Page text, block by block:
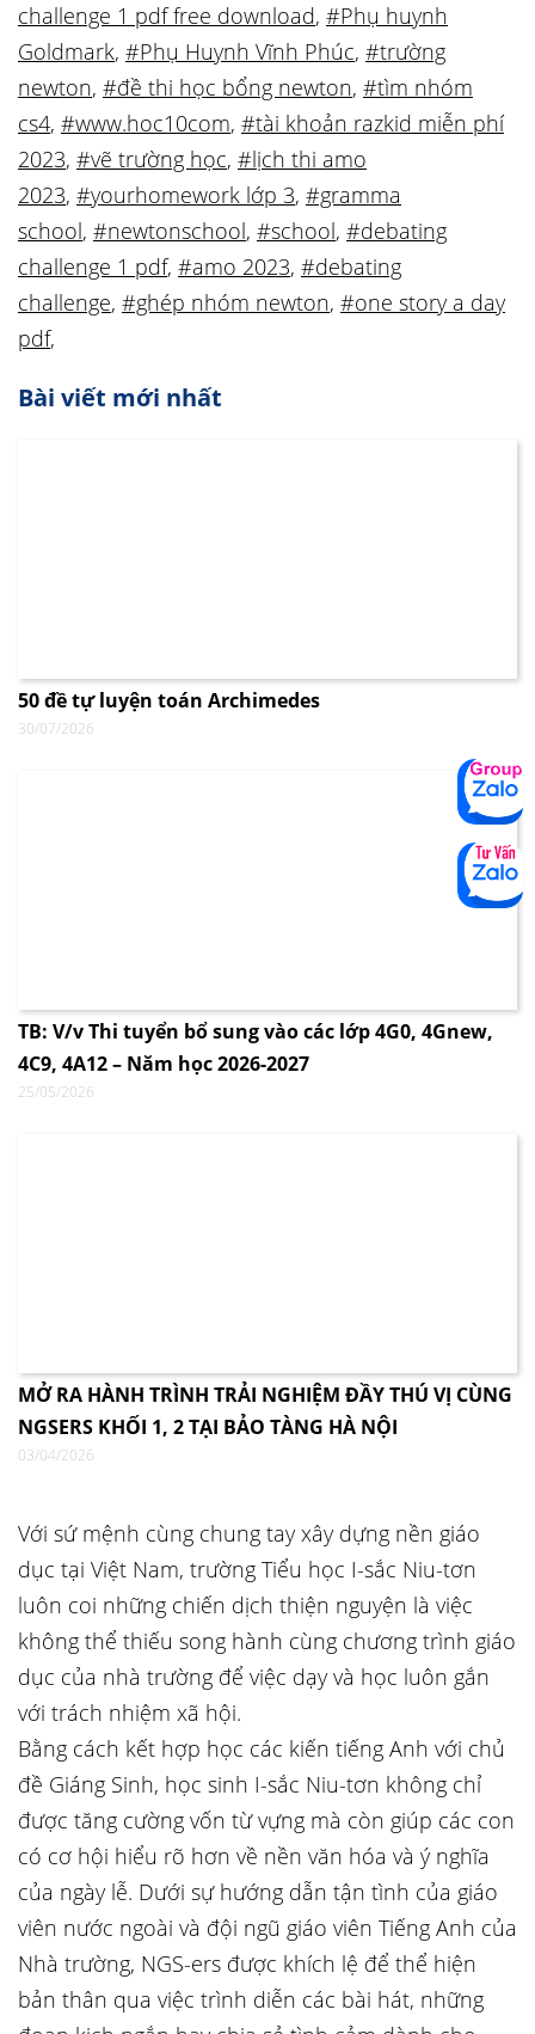
challenge 1 pdf free download, #Phụ huynh
Goldmark, #Phụ Huynh Vĩnh Phúc, #trường
newton, #đề thi học bổng newton, #tìm nhóm
cs4, #www.hoc10com, #tài khoản razkid miễn phí
2023, #vẽ trường học, #lịch thi amo
2023, #yourhomework lớp 3, #gramma
school, #newtonschool, #school, #debating
challenge 1 pdf, #amo 2023, #debating
challenge, #ghép nhóm newton, #one story a day
pdf,
Bài viết mới nhất
50 đề tự luyện toán Archimedes
30/07/2026
TB: V/v Thi tuyển bổ sung vào các lớp 4G0, 4Gnew,
4C9, 4A12 – Năm học 2026-2027
25/05/2026
MỞ RA HÀNH TRÌNH TRẢI NGHIỆM ĐẦY THÚ VỊ CÙNG
NGSERS KHỐI 1, 2 TẠI BẢO TÀNG HÀ NỘI
03/04/2026
Với sứ mệnh cùng chung tay xây dựng nền giáo
dục tại Việt Nam, trường Tiểu học I-sắc Niu-tơn
luôn coi những chiến dịch thiện nguyện là việc
không thể thiếu song hành cùng chương trình giáo
dục của nhà trường để việc dạy và học luôn gắn
với trách nhiệm xã hội.
Bằng cách kết hợp học các kiến tiếng Anh với chủ
đề Giáng Sinh, học sinh I-sắc Niu-tơn không chỉ
được tăng cường vốn từ vựng mà còn giúp các con
có cơ hội hiểu rõ hơn về nền văn hóa và ý nghĩa
của ngày lễ. Dưới sự hướng dẫn tận tình của giáo
viên nước ngoài và đội ngũ giáo viên Tiếng Anh của
Nhà trường, NGS-ers được khích lệ để thể hiện
bản thân qua việc trình diễn các bài hát, những